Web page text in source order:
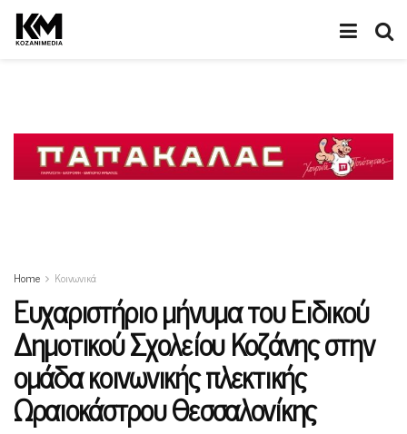
Home Κοινωνικά
Ευχαριστήριο μήνυμα του Ειδικού
Δημοτικού Σχολείου Κοζάνης στην
ομάδα κοινωνικής πλεκτικής
Ωραιοκάστρου Θεσσαλονίκης